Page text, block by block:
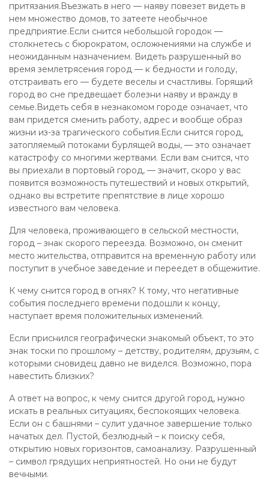
притязания.Въезжать в него — наяву повезет видеть в
нем множество домов, то затеете необычное
предприятие.Если снится небольшой городок —
столкнетесь с бюрократом, осложнениями на службе и
неожиданным назначением. Видеть разрушенный во
время землетрясения город — к бедности и голоду,
отстраивать его — будете веселы и счастливы. Горящий
город во сне предвещает болезни наяву и вражду в
семье.Видеть себя в незнакомом городе означает, что
вам придется сменить работу, адрес и вообще образ
жизни из-за трагического события.Если снится город,
затопляемый потоками бурлящей воды, — это означает
катастрофу со многими жертвами. Если вам снится, что
вы приехали в портовый город, — значит, скоро у вас
появится возможность путешествий и новых открытий,
однако вы встретите препятствие в лице хорошо
известного вам человека.
Для человека, проживающего в сельской местности,
город – знак скорого переезда. Возможно, он сменит
место жительства, отправится на временную работу или
поступит в учебное заведение и переедет в общежитие.
К чему снится город в огнях? К тому, что негативные
события последнего времени подошли к концу,
наступает время положительных изменений.
Если приснился географически знакомый объект, то это
знак тоски по прошлому – детству, родителям, друзьям, с
которыми сновидец давно не виделся. Возможно, пора
навестить близких?
А ответ на вопрос, к чему снится другой город, нужно
искать в реальных ситуациях, беспокоящих человека.
Если он с башнями – сулит удачное завершение только
начатых дел. Пустой, безлюдный – к поиску себя,
открытию новых горизонтов, самоанализу. Разрушенный
– символ грядущих неприятностей. Но они не будут
вечными.